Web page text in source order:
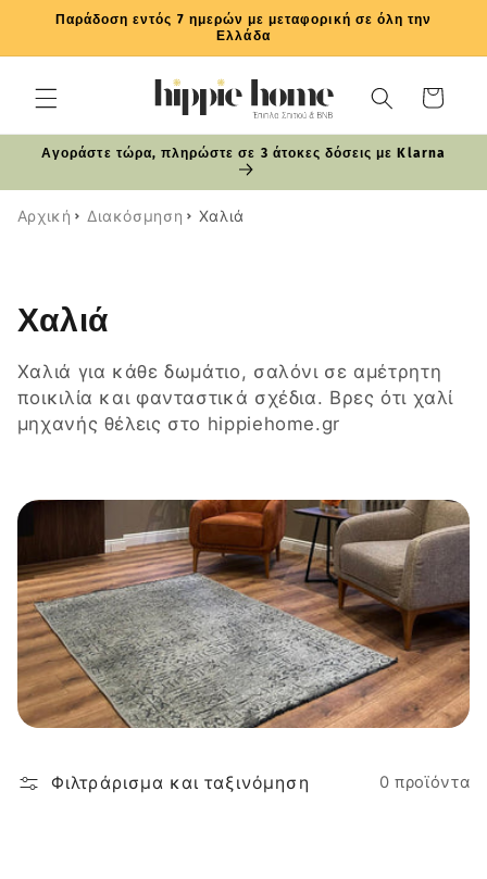
μετάβαση
περιεχόμενο
Παράδοση εντός 7 ημερών με μεταφορική σε όλη την
Ελλάδα
Καλάθι
Αγοράστε τώρα, πληρώστε σε 3 άτοκες δόσεις με Klarna
Αρχική Διακόσμηση Χαλιά
Σ
υ
λ
λ
γ
ή
:
Χαλιά
Χαλιά για κάθε δωμάτιο, σαλόνι σε αμέτρητη
ποικιλία και φανταστικά σχέδια. Βρες ότι χαλί
μηχανής θέλεις στο hippiehome.gr
Φιλτράρισμα και ταξινόμηση 0 προϊόντα